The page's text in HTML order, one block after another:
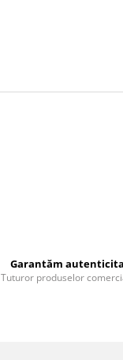
Garantăm
Tuturor produselor